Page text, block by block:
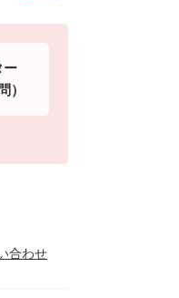
ー
）
合わせ